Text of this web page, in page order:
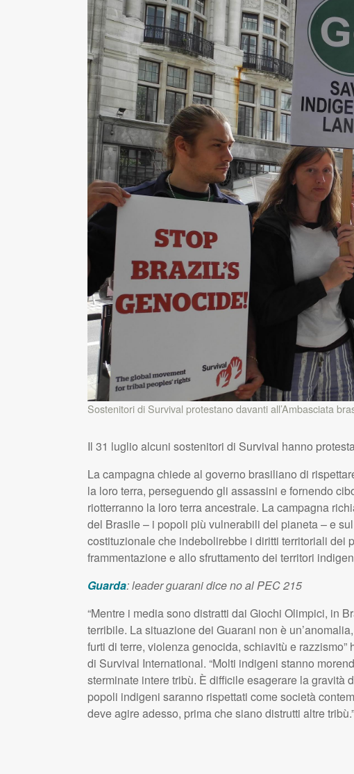
Sostenitori di Survival protestano davanti all’Ambasciata
Il 31 luglio alcuni sostenitori di Survival hanno
La campagna chiede al governo brasiliano di
la loro terra, perseguendo gli assassini e fornendo
riotterranno la loro terra ancestrale. La campagna
del Brasile – i popoli più vulnerabili del pianeta – e sul
costituzionale che indebolirebbe i diritti territoriali dei
frammentazione e allo sfruttamento dei territori
Guarda: leader guarani dice no alPEC215
“Mentre i media sono distratti dai Giochi Olimpici, in
terribile. La situazione dei Guarani non è
furti di terre, violenza genocida, schiavitù e
di Survival International. “Molti indigeni stanno
sterminate intere tribù. È difficile esagerare la gravità
popoli indigeni saranno rispettati come società
deve agire adesso, prima che siano distrutti altre tribù.”